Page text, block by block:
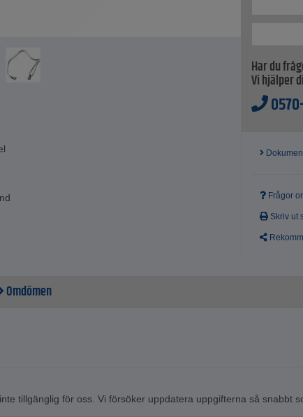
Har du
Vi hjälper
Frågor
Skriv ut
Omdömen
tillgänglig för oss. Vi försöker uppdatera uppgifterna så snabbt